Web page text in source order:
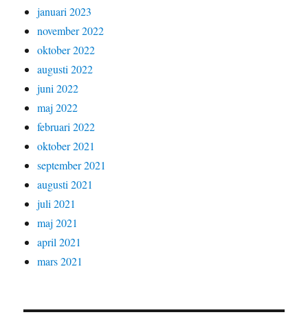
januari 2023
november 2022
oktober 2022
augusti 2022
juni 2022
maj 2022
februari 2022
oktober 2021
september 2021
augusti 2021
juli 2021
maj 2021
april 2021
mars 2021